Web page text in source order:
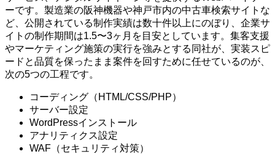
ーです。製造業の阪神機器や神戸市内の中古車検索サイトな
ど、公開されている制作実績は数十件以上にのぼり、企業サ
イトの制作期間は1.5〜3ヶ月を目安としています。集客支援
やマーケティング施策の実行を強みとする同社が、実装スピ
ードと品質を保ったまま案件を回すために任せているのが、
次の5つの工程です。
コーディング（HTML/CSS/PHP）
サーバー設定
WordPressインストール
アナリティクス設定
WAF（セキュリティ対策）